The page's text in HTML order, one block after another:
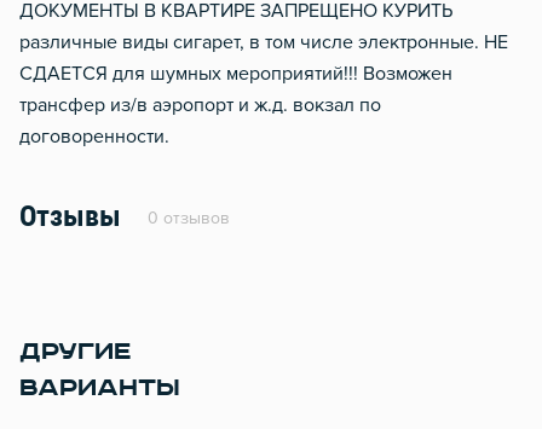
ДОКУМЕНТЫ В КВАРТИРЕ ЗАПРЕЩЕНО КУРИТЬ
различные виды сигарет, в том числе электронные. НЕ
СДАЕТСЯ для шумных мероприятий!!! Возможен
трансфер из/в аэропорт и ж.д. вокзал по
договоренности.
Отзывы 0 отзывов
ДРУГИЕ
ВАРИАНТЫ